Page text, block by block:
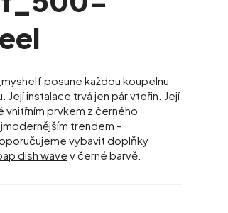
posune každou koupelnu
Její instalace trvá jen pár vteřin. Její
prvkem z černého
trendem -
vybavit doplňky
dish wave v černé barvě.